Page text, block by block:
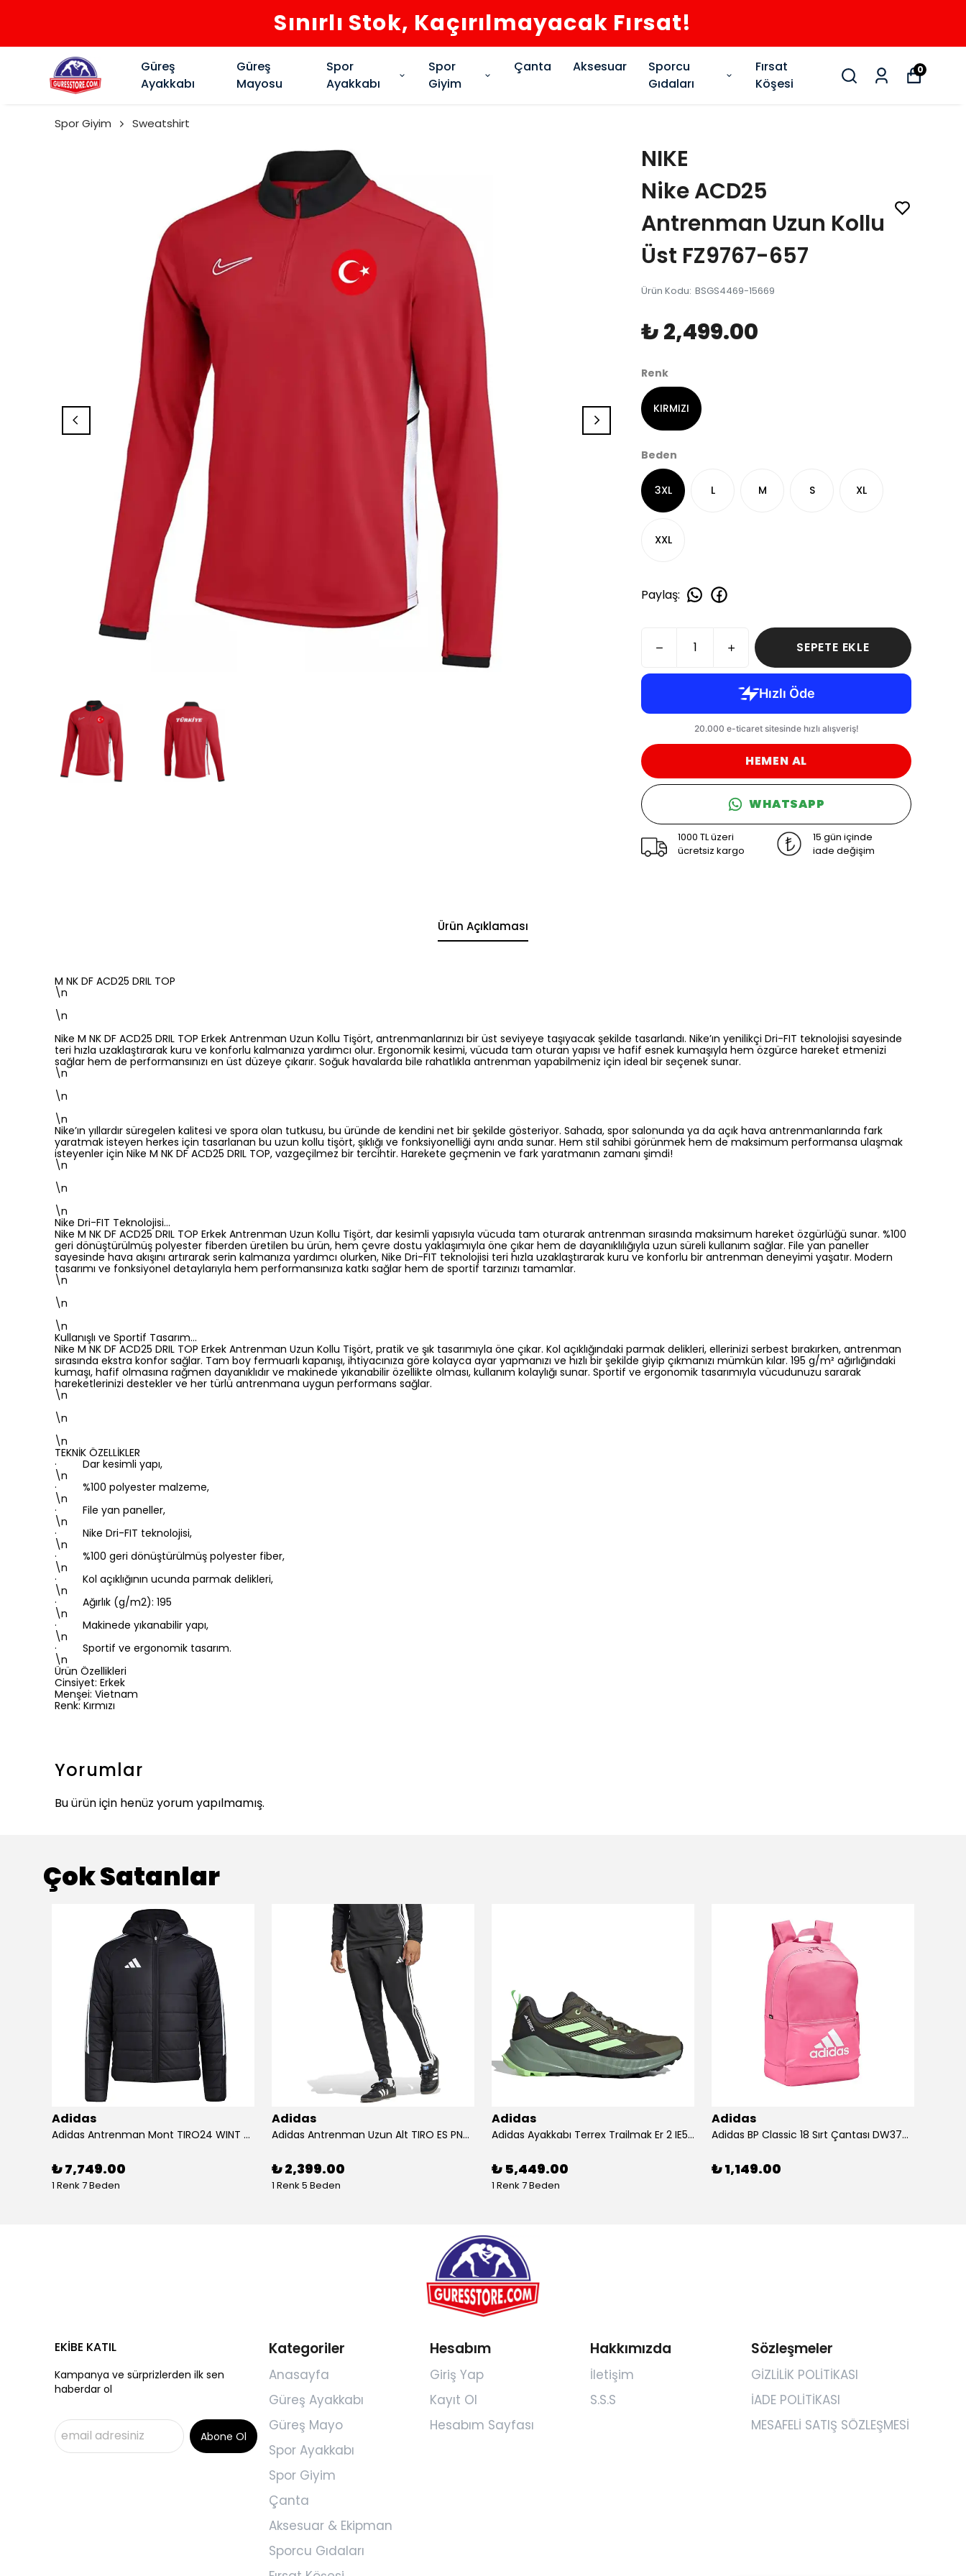
Sınırlı Stok, Kaçırılmayacak Fırsat!
Güreş
Ayakkabı
Güreş
Mayosu
Spor
Ayakkabı
Spor
Giyim
Çanta Aksesuar
Sporcu
Gıdaları
Fırsat
Köşesi
0
Spor Giyim Sweatshirt
NIKE
Nike ACD25
Antrenman Uzun Kollu
Üst FZ9767-657
Ürün Kodu: BSGS4469-15669
₺ 2,499.00
Renk
KIRMIZI
Beden
3XL L M S XL
XXL
Paylaş:
SEPETE EKLE
HEMEN AL
WHATSAPP
1000 TL üzeri
ücretsiz kargo
15 gün içinde
iade değişim
Ürün Açıklaması
M NK DF ACD25 DRIL TOP
\n
\n
Nike M NK DF ACD25 DRIL TOP Erkek Antrenman Uzun Kollu Tişört, antrenmanlarınızı bir üst seviyeye taşıyacak şekilde tasarlandı. Nike’ın yenilikçi Dri-FIT teknolojisi sayesinde
teri hızla uzaklaştırarak kuru ve konforlu kalmanıza yardımcı olur. Ergonomik kesimi, vücuda tam oturan yapısı ve hafif esnek kumaşıyla hem özgürce hareket etmenizi
sağlar hem de performansınızı en üst düzeye çıkarır. Soğuk havalarda bile rahatlıkla antrenman yapabilmeniz için ideal bir seçenek sunar.
\n
\n
\n
Nike’ın yıllardır süregelen kalitesi ve spora olan tutkusu, bu üründe de kendini net bir şekilde gösteriyor. Sahada, spor salonunda ya da açık hava antrenmanlarında fark
yaratmak isteyen herkes için tasarlanan bu uzun kollu tişört, şıklığı ve fonksiyonelliği aynı anda sunar. Hem stil sahibi görünmek hem de maksimum performansa ulaşmak
isteyenler için Nike M NK DF ACD25 DRIL TOP, vazgeçilmez bir tercihtir. Harekete geçmenin ve fark yaratmanın zamanı şimdi!
\n
\n
\n
Nike Dri-FIT Teknolojisi…
Nike M NK DF ACD25 DRIL TOP Erkek Antrenman Uzun Kollu Tişört, dar kesimli yapısıyla vücuda tam oturarak antrenman sırasında maksimum hareket özgürlüğü sunar. %100
geri dönüştürülmüş polyester fiberden üretilen bu ürün, hem çevre dostu yaklaşımıyla öne çıkar hem de dayanıklılığıyla uzun süreli kullanım sağlar. File yan paneller
sayesinde hava akışını artırarak serin kalmanıza yardımcı olurken, Nike Dri-FIT teknolojisi teri hızla uzaklaştırarak kuru ve konforlu bir antrenman deneyimi yaşatır. Modern
tasarımı ve fonksiyonel detaylarıyla hem performansınıza katkı sağlar hem de sportif tarzınızı tamamlar.
\n
\n
\n
Kullanışlı ve Sportif Tasarım…
Nike M NK DF ACD25 DRIL TOP Erkek Antrenman Uzun Kollu Tişört, pratik ve şık tasarımıyla öne çıkar. Kol açıklığındaki parmak delikleri, ellerinizi serbest bırakırken, antrenman
sırasında ekstra konfor sağlar. Tam boy fermuarlı kapanışı, ihtiyacınıza göre kolayca ayar yapmanızı ve hızlı bir şekilde giyip çıkmanızı mümkün kılar. 195 g/m² ağırlığındaki
kumaşı, hafif olmasına rağmen dayanıklıdır ve makinede yıkanabilir özellikte olması, kullanım kolaylığı sunar. Sportif ve ergonomik tasarımıyla vücudunuzu sararak
hareketlerinizi destekler ve her türlü antrenmana uygun performans sağlar.
\n
\n
\n
TEKNİK ÖZELLİKLER
· Dar kesimli yapı,
\n
· %100 polyester malzeme,
\n
· File yan paneller,
\n
· Nike Dri-FIT teknolojisi,
\n
· %100 geri dönüştürülmüş polyester fiber,
\n
· Kol açıklığının ucunda parmak delikleri,
\n
· Ağırlık (g/m2): 195
\n
· Makinede yıkanabilir yapı,
\n
· Sportif ve ergonomik tasarım.
\n
Ürün Özellikleri
Cinsiyet: Erkek
Menşei: Vietnam
Renk: Kırmızı
Yorumlar
Bu ürün için henüz yorum yapılmamış.
Çok Satanlar
Adidas
Adidas Antrenman Mont TIRO24 WINT JKT IJ7388
₺ 7,749.00
1 Renk 7 Beden
Adidas
Adidas Antrenman Uzun Alt TIRO ES PNT JD0442
₺ 2,399.00
1 Renk 5 Beden
Adidas
Adidas Ayakkabı Terrex Trailmak Er 2 IE5146
₺ 5,449.00
1 Renk 7 Beden
Adidas
Adidas BP Classic 18 Sırt Çantası DW3709
₺ 1,149.00
Kategoriler
Anasayfa
Güreş Ayakkabı
Güreş Mayo
Spor Ayakkabı
Spor Giyim
Çanta
Aksesuar & Ekipman
Sporcu Gıdaları
Hesabım
Giriş Yap
Kayıt Ol
Hesabım Sayfası
Hakkımızda
İletişim
S.S.S
Sözleşmeler
GİZLİLİK POLİTİKASI
İADE POLİTİKASI
MESAFELİ SATIŞ SÖZLEŞMESİ
EKİBE KATIL
Kampanya ve sürprizlerden ilk sen
haberdar ol
Abone Ol